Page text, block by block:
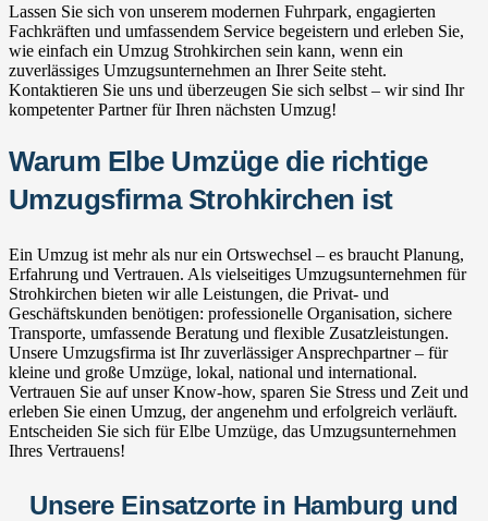
Lassen Sie sich von unserem modernen Fuhrpark, engagierten
Fachkräften und umfassendem Service begeistern und erleben Sie,
wie einfach ein Umzug Strohkirchen sein kann, wenn ein
zuverlässiges Umzugsunternehmen an Ihrer Seite steht.
Kontaktieren Sie uns und überzeugen Sie sich selbst – wir sind Ihr
kompetenter Partner für Ihren nächsten Umzug!
Warum Elbe Umzüge die richtige
Umzugsfirma Strohkirchen ist
Ein Umzug ist mehr als nur ein Ortswechsel – es braucht Planung,
Erfahrung und Vertrauen. Als vielseitiges Umzugsunternehmen für
Strohkirchen bieten wir alle Leistungen, die Privat- und
Geschäftskunden benötigen: professionelle Organisation, sichere
Transporte, umfassende Beratung und flexible Zusatzleistungen.
Unsere Umzugsfirma ist Ihr zuverlässiger Ansprechpartner – für
kleine und große Umzüge, lokal, national und international.
Vertrauen Sie auf unser Know-how, sparen Sie Stress und Zeit und
erleben Sie einen Umzug, der angenehm und erfolgreich verläuft.
Entscheiden Sie sich für Elbe Umzüge, das Umzugsunternehmen
Ihres Vertrauens!
Unsere Einsatzorte in Hamburg und